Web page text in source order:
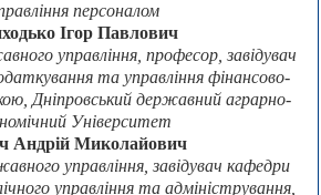
персоналом
Ігор Павлович
управління, професор, завідувач
та управління фінансово-
Дніпровський державний аграрно-
Університет
Андрій Миколайович
управління, завідувач кафедри
управління та адміністрування,